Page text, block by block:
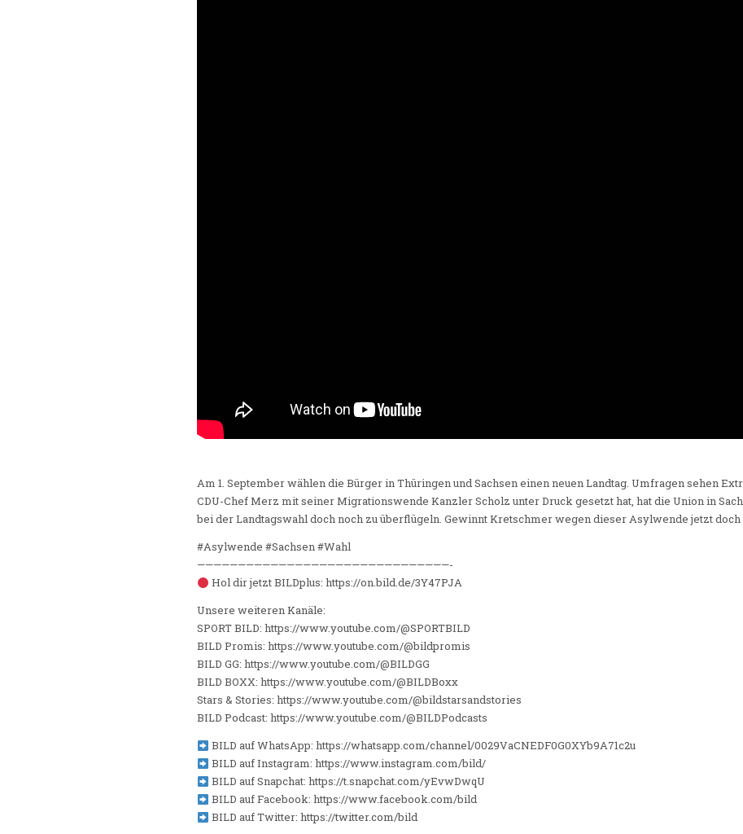
Am 1. September wählen die Bürger in Thüringen und Sachsen einen neuen Landtag. Umfragen sehen
CDU-Chef Merz mit seiner Migrationswende Kanzler Scholz unter Druck gesetzt hat, hat die Union in
bei der Landtagswahl doch noch zu überflügeln. Gewinnt Kretschmer wegen dieser Asylwende jetzt doch
#Asylwende #Sachsen #Wahl
———————————————————————————————-
Hol dir jetzt BILDplus: https://on.bild.de/3Y47PJA
Unsere weiteren Kanäle:
SPORT BILD: https://www.youtube.com/@SPORTBILD
BILD Promis: https://www.youtube.com/@bildpromis
BILD GG: https://www.youtube.com/@BILDGG
BILD BOXX: https://www.youtube.com/@BILDBoxx
Stars & Stories: https://www.youtube.com/@bildstarsandstories
BILD Podcast: https://www.youtube.com/@BILDPodcasts
BILD auf WhatsApp: https://whatsapp.com/channel/0029VaCNEDF0G0XYb9A71c2u
BILD auf Instagram: https://www.instagram.com/bild/
BILD auf Snapchat: https://t.snapchat.com/yEvwDwqU
BILD auf Facebook: https://www.facebook.com/bild
BILD auf Twitter: https://twitter.com/bild